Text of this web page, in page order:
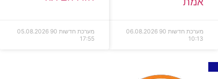
מערכת חדשות 90
06.08.2026
10:13
מערכת חדשות 90
05.08.2026
17:55